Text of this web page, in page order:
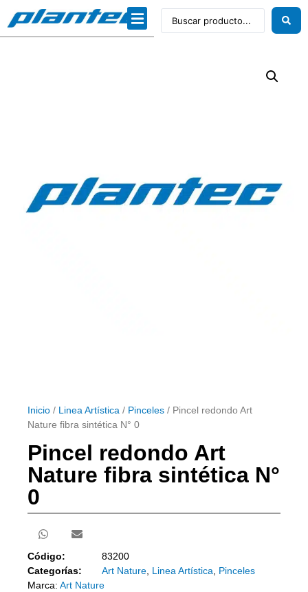
Inicio / Linea Artística / Pinceles / Pincel redondo Art
Nature fibra sintética N° 0
Pincel redondo Art
Nature fibra sintética N°
0
Código:
83200
Categorías:
Art Nature Linea Artística
Pinceles
Marca: Art Nature